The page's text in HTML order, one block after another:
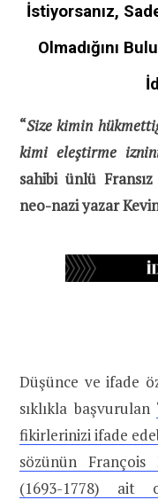
İstiyorsanız,
Olmadığını
“Size kimin
kimi eleştirme
sahibi ünlü
neo-nazi yazar
Düşünce ve ifade
sıklıkla başvurulan
fikirlerinizi ifade
sözünün
(1693-1778) ait